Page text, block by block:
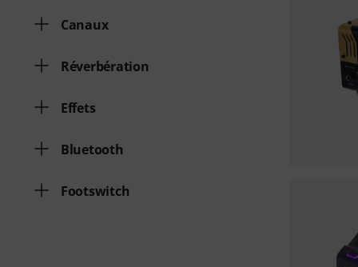
Canaux
Réverbération
Effets
Bluetooth
Footswitch